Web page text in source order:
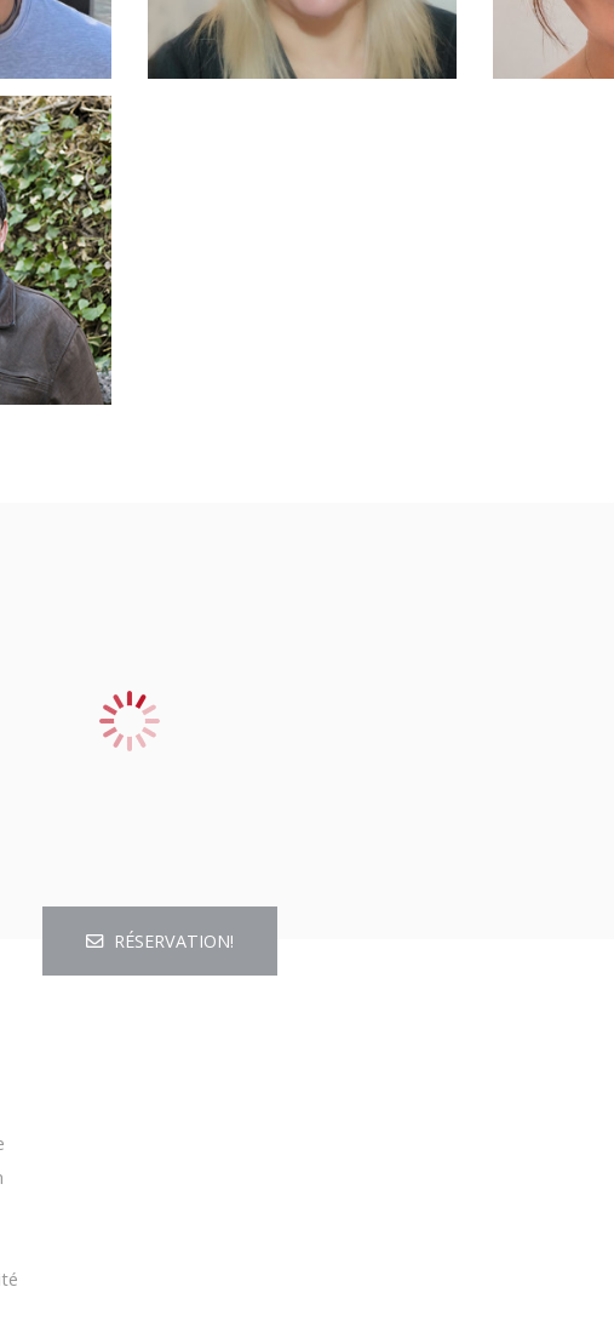
RÉSERVATION!